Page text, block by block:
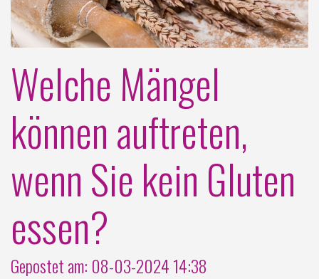
Welche Mängel
können auftreten,
wenn Sie kein Gluten
essen?
Gepostet am: 08-03-2024 14:38